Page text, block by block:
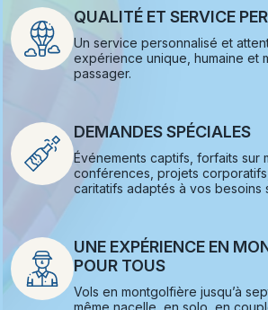
QUALITÉ ET SERVICE
Un service personnalisé et
expérience unique, humaine et
passager.
DEMANDES SPÉCIALES
Événements captifs, forfaits sur
conférences, projets
caritatifs adaptés à vos besoins
UNE EXPÉRIENCE EN
POUR TOUS
Vols en montgolfière jusqu’à
même nacelle, en solo, en